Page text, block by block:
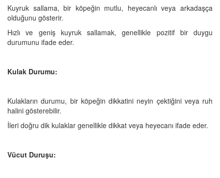
Kuyruk sallama, bir köpeğin mutlu, heyecanlı veya arkadaşça
olduğunu gösterir.
Hızlı ve geniş kuyruk sallamak, genellikle pozitif bir duygu
durumunu ifade eder.
Kulak Durumu:
Kulakların durumu, bir köpeğin dikkatini neyin çektiğini veya ruh
halini gösterebilir.
İleri doğru dik kulaklar genellikle dikkat veya heyecanı ifade eder.
Vücut Duruşu: